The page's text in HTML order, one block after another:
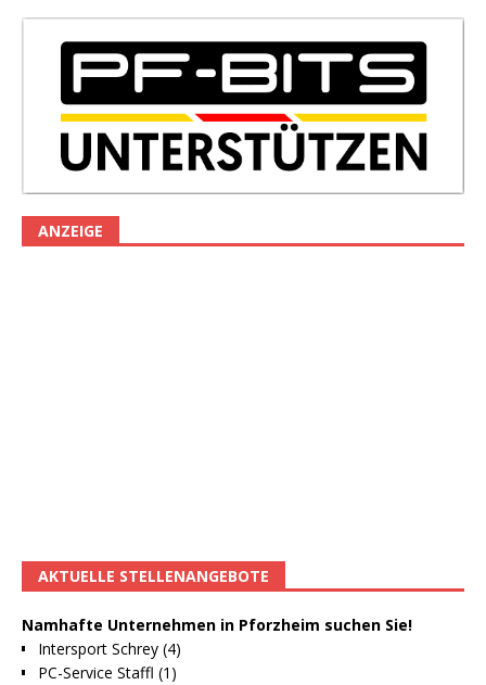
ANZEIGE
AKTUELLE STELLENANGEBOTE
Namhafte Unternehmen in Pforzheim suchen Sie!
Intersport Schrey (4)
PC-Service Staffl (1)